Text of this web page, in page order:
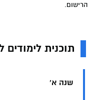
הרישום.
תוכנית לימודים
שנה א'